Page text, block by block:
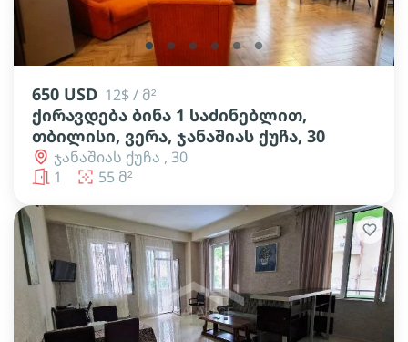
lens lens lens lens lens lens
650 USD 12$ / მ²
ქირავდება ბინა 1 საძინებლით,
თბილისი, ვერა, ჯანაშიას ქუჩა, 30
ჯანაშიას ქუჩა , 30
1
55 მ²